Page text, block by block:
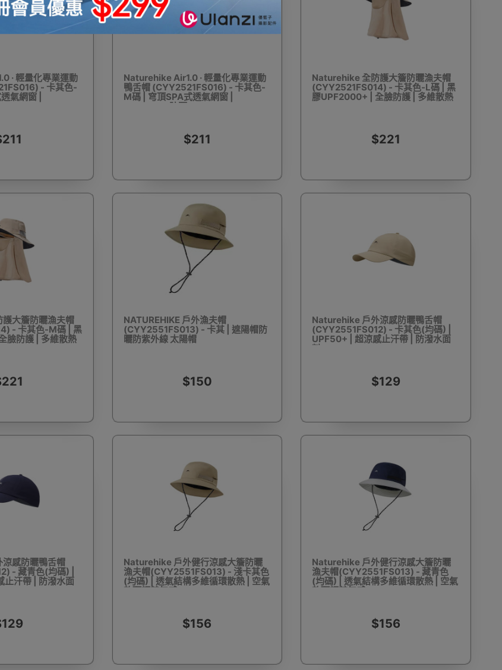
保暖內衣 保暖鞋 腳部保暖 露營便攜床/行軍床
充氣床墊/氣墊床 充氣梳化 焚火台 防風繩 健身保護用品 保溫瓶 其他玩具
戶外護腿 戲水用品 露營裝飾 營釘 露營特殊配件 互外洗澡更衣帳篷用品 野餐墊
飲食器皿 其他煮食配件 活動摺疊桌椅 - 戶外摺枱 摺櫈
露營車及配件 滑雪內衣 桌 搬貨手拉車 露營置物車 物業管理及場地用品 摺床款
露營燒烤爐
· 輕量化專業運動
- 卡其色-
氣網窗 |
Naturehike Air1.0 · 輕量化專業運動
鴨舌帽 (CYY2521FS016) - 卡其色-
M碼 | 穹頂SPA式透氣網窗 |
UPF1000+防曬
$211
Naturehike 全防護大簷防曬漁夫帽
(CYY2521FS014) - 卡其色-L碼 | 黑
膠UPF2000+ | 全臉防護 | 多維散熱
$221
大簷防曬漁夫帽
- 卡其色-M碼 | 黑
臉防護 | 多維散熱
NATUREHIKE 戶外漁夫帽
(CYY2551FS013) - 卡其 | 遮陽帽防
曬防紫外線 太陽帽
$150
Naturehike 戶外涼感防曬鴨舌帽
(CYY2551FS012) - 卡其色(均碼) |
UPF50+ | 超涼感止汗帶 | 防潑水面
料
$129
感防曬鴨舌帽
- 藏青色(均碼) |
止汗帶 | 防潑水面
Naturehike 戶外健行涼感大簷防曬
漁夫帽(CYY2551FS013) - 淺卡其色
(均碼) | 透氣結構多維循環散熱 | 空氣
軟頂輕若無感
$156
Naturehike 戶外健行涼感大簷防曬
漁夫帽(CYY2551FS013) - 藏青色
(均碼) | 透氣結構多維循環散熱 | 空氣
軟頂輕若無感
$156